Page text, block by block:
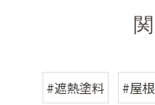
#遮熱塗料 #屋根